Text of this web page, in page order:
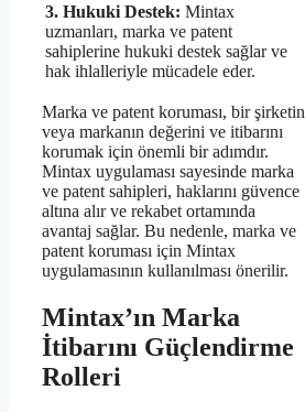
3. Hukuki Destek: Mintax
uzmanları, marka ve patent
sahiplerine hukuki destek sağlar ve
hak ihlalleriyle mücadele eder.
Marka ve patent koruması, bir şirketin
veya markanın değerini ve itibarını
korumak için önemli bir adımdır.
Mintax uygulaması sayesinde marka
ve patent sahipleri, haklarını güvence
altına alır ve rekabet ortamında
avantaj sağlar. Bu nedenle, marka ve
patent koruması için Mintax
uygulamasının kullanılması önerilir.
Mintax’ın Marka
İtibarını Güçlendirme
Rolleri